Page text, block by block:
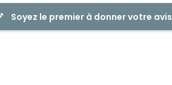
Soyez le premier à donner votre avis